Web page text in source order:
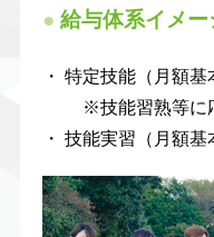
● 給与体系イメー
・ 特定技能（月額
※技能習熟等に応
・ 技能実習（月額